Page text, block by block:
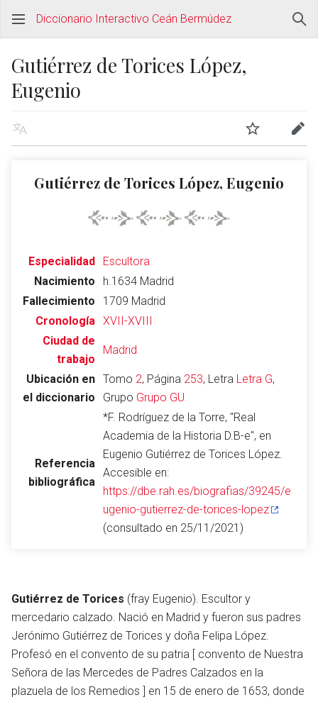
Abrir menú principal
Diccionario Interactivo Ceán Bermúdez
Gutiérrez de Torices López,
Eugenio
Leer Vigilar
Gutiérrez de Torices López, Eugenio
Especialidad
Escultora
Nacimiento
h.1634 Madrid
Fallecimiento
1709 Madrid
Cronología XVII-XVIII
Ciudad de
trabajo
Madrid
Ubicación en
el diccionario
Tomo 2, Página 253, Letra Letra G,
Grupo Grupo GU
Referencia
bibliográfica
*F. Rodríguez de la Torre, "Real
Academia de la Historia D.B-e", en
Eugenio Gutiérrez de Torices López.
Accesible en:
https://dbe.rah.es/biografias/39245/e
ugenio-gutierrez-de-torices-lopez
(consultado en 25/11/2021)
Gutiérrez de Torices (fray Eugenio). Escultor y
mercedario calzado. Nació en Madrid y fueron sus padres
Jerónimo Gutiérrez de Torices y doña Felipa López.
Profesó en el convento de su patria [ convento de Nuestra
Señora de las Mercedes de Padres Calzados en la
plazuela de los Remedios ] en 15 de enero de 1653, donde